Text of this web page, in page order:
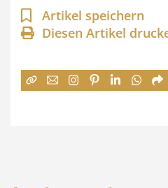
a
n
e
Artikel speichern
Diesen Artikel